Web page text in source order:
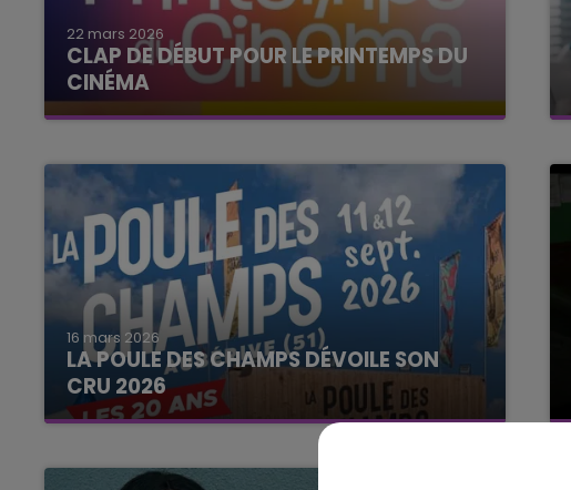
16h00 - 20h00
LE WEEK-END CHAMPAGNE FM
22 mars 2026
CLAP DE DÉBUT POUR LE PRINTEMPS DU
CINÉMA
16 mars 2026
LA POULE DES CHAMPS DÉVOILE SON
CRU 2026